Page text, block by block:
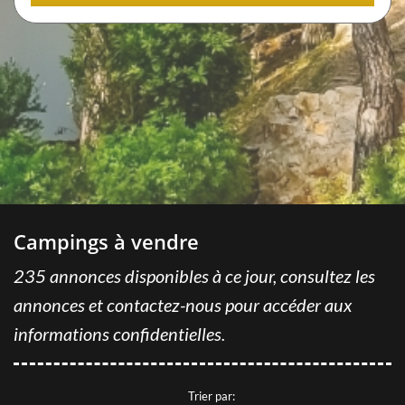
REJOINDRE GRAVITAO
Dans le cadre de notre expansion, GRAVITAO recrute
régulièrement de nouveaux collaborateurs.
CONSULTEZ NOS OFFRES
Vous êtes honnête, autonome, organisé, vous aimez les défis
et la satisfaction du client, vous avez l'esprit d'équipe,
rejoignez-nous !
NOUS CONTACTER
VOTRE COMPTE GRAVITAO
Grâce à votre compte GRAVITAO, si vous êtes acquéreur,
Campings à vendre
235 annonces disponibles à ce jour, consultez les
annonces et contactez-nous pour accéder aux
informations confidentielles.
Trier par: